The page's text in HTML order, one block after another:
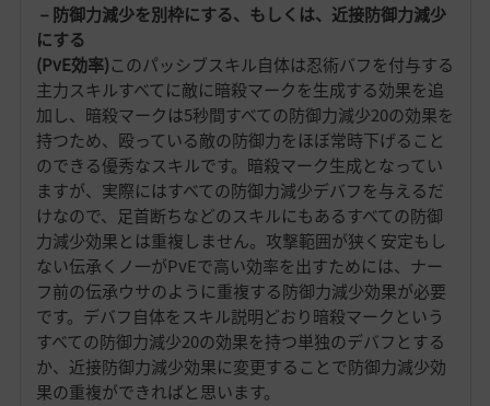
－防御力減少を別枠にする、もしくは、近接防御力減少
にする
(PvE効率)このパッシブスキル自体は忍術バフを付与する
主力スキルすべてに敵に暗殺マークを生成する効果を追
加し、暗殺マークは5秒間すべての防御力減少20の効果を
持つため、殴っている敵の防御力をほぼ常時下げること
のできる優秀なスキルです。暗殺マーク生成となってい
ますが、実際にはすべての防御力減少デバフを与えるだ
けなので、足首断ちなどのスキルにもあるすべての防御
力減少効果とは重複しません。攻撃範囲が狭く安定もし
ない伝承くノ一がPvEで高い効率を出すためには、ナー
フ前の伝承ウサのように重複する防御力減少効果が必要
です。デバフ自体をスキル説明どおり暗殺マークという
すべての防御力減少20の効果を持つ単独のデバフとする
か、近接防御力減少効果に変更することで防御力減少効
果の重複ができればと思います。